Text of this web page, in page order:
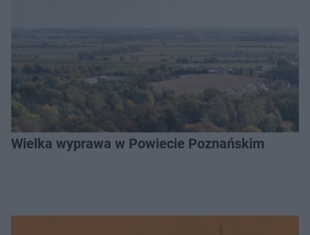
Wielka wyprawa w Powiecie Poznańskim